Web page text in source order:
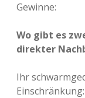
Gewinne:
Wo gibt es
direkter
Ihr